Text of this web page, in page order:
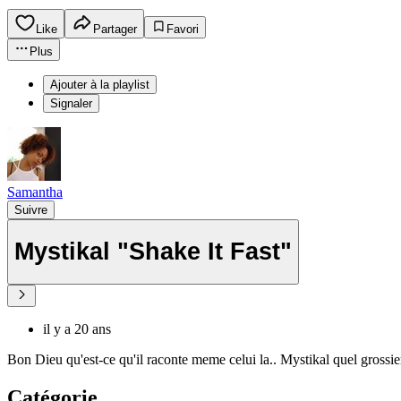
Like Partager
Favori
Plus
Ajouter à la playlist
Signaler
Samantha
Suivre
Mystikal "Shake It Fast"
il y a 20 ans
Bon Dieu qu'est-ce qu'il raconte meme celui la.. Mystikal quel